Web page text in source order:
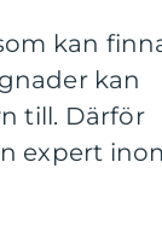
kan
kan
till. Därför
expert